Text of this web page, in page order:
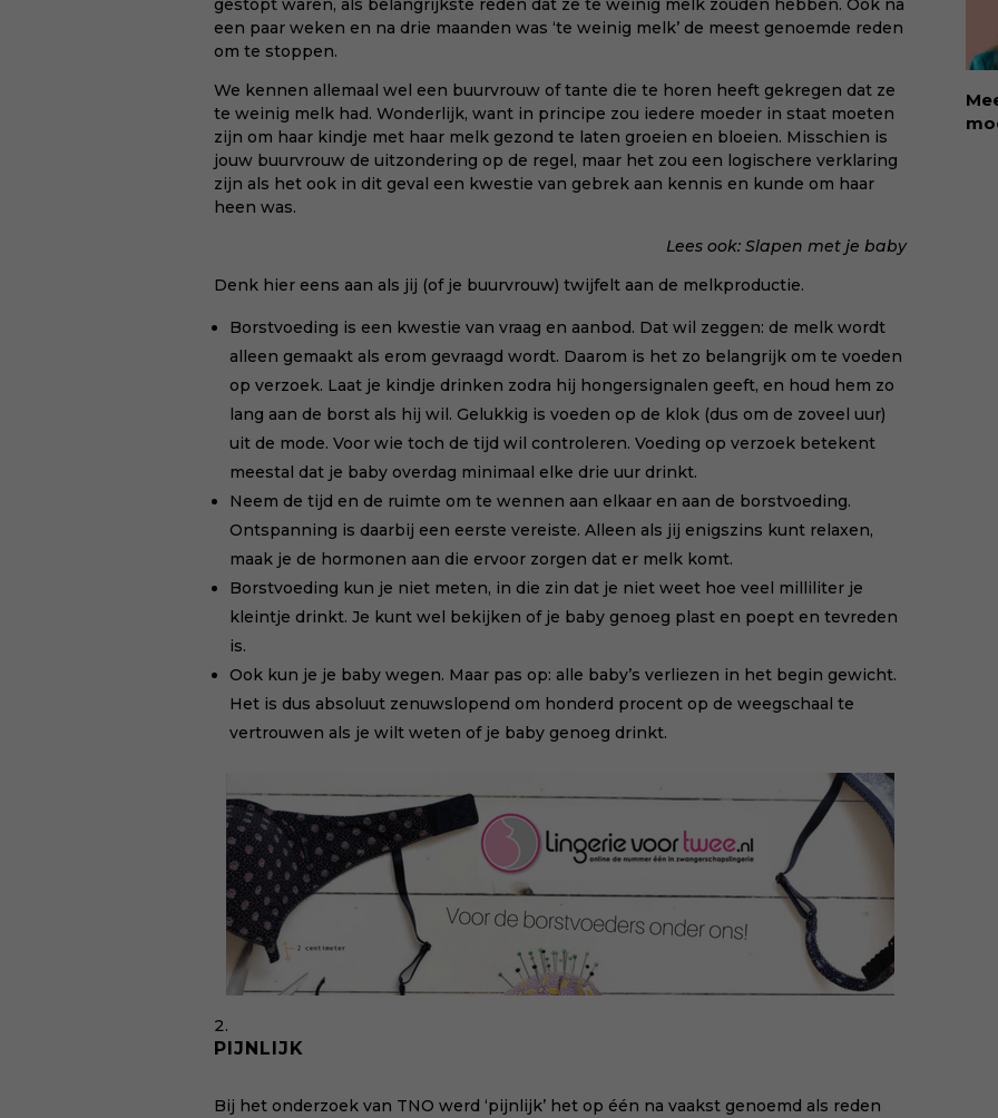
gestopt waren, als belangrijkste reden dat ze te weinig melk zouden hebben. Ook na
een paar weken en na drie maanden was ‘te weinig melk’ de meest genoemde reden
om te stoppen.
We kennen allemaal wel een buurvrouw of tante die te horen heeft gekregen dat ze
te weinig melk had. Wonderlijk, want in principe zou iedere moeder in staat moeten
zijn om haar kindje met haar melk gezond te laten groeien en bloeien. Misschien is
jouw buurvrouw de uitzondering op de regel, maar het zou een logischere verklaring
zijn als het ook in dit geval een kwestie van gebrek aan kennis en kunde om haar
heen was.
Lees ook:Slapen met je baby
Denk hier eens aan als jij (of je buurvrouw) twijfelt aan de melkproductie.
Borstvoeding is een kwestie van vraag en aanbod. Dat wil zeggen: de melk wordt
alleen gemaakt als erom gevraagd wordt. Daarom is het zo belangrijk om te voeden
op verzoek. Laat je kindje drinken zodra hij hongersignalen geeft, en houd hem zo
lang aan de borst als hij wil. Gelukkig is voeden op de klok (dus om de zoveel uur)
uit de mode. Voor wie toch de tijd wil controleren. Voeding op verzoek betekent
meestal dat je baby overdag minimaal elke drie uur drinkt.
Neem de tijd en de ruimte om te wennen aan elkaar en aan de borstvoeding.
Ontspanning is daarbij een eerste vereiste. Alleen als jij enigszins kunt relaxen,
maak je de hormonen aan die ervoor zorgen dat er melk komt.
Borstvoeding kun je niet meten, in die zin dat je niet weet hoe veel milliliter je
kleintje drinkt. Je kunt wel bekijken of je baby genoeg plast en poept en tevreden
is.
Ook kun je je baby wegen. Maar pas op: alle baby’s verliezen in het begin gewicht.
Het is dus absoluut zenuwslopend om honderd procent op de weegschaal te
vertrouwen als je wilt weten of je baby genoeg drinkt.
PIJNLIJK
Bij het onderzoek van TNO werd ‘pijnlijk’ het op één na vaakst genoemd als reden